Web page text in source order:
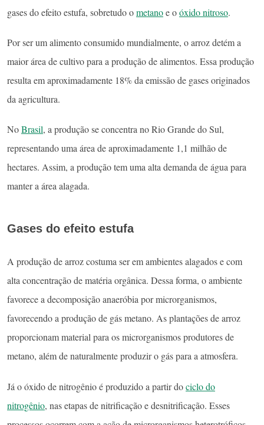
gases do efeito estufa, sobretudo ometanoe oóxido nitroso.
Por ser um alimento consumido mundialmente, o arroz detém a
maior área de cultivo para a produção de alimentos. Essa produção
resulta em aproximadamente 18% da emissão de gases originados
da agricultura.
NoBrasil, a produção se concentra no Rio Grande do Sul,
representando uma área de aproximadamente 1,1 milhão de
hectares. Assim, a produção tem uma alta demanda de água para
manter a área alagada.
Gases do efeito estufa
A produção de arroz costuma ser em ambientes alagados e com
alta concentração de matéria orgânica. Dessa forma, o ambiente
favorece a decomposição anaeróbia por microrganismos,
favorecendo a produção de gás metano. As plantações de arroz
proporcionam material para os microrganismos produtores de
metano, além de naturalmente produzir o gás para a atmosfera.
Já o óxido de nitrogênio é produzido a partir dociclo do
nitrogênio, nas etapas de nitrificação e desnitrificação. Esses